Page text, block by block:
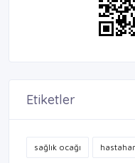
Etiketler
sağlık ocağı